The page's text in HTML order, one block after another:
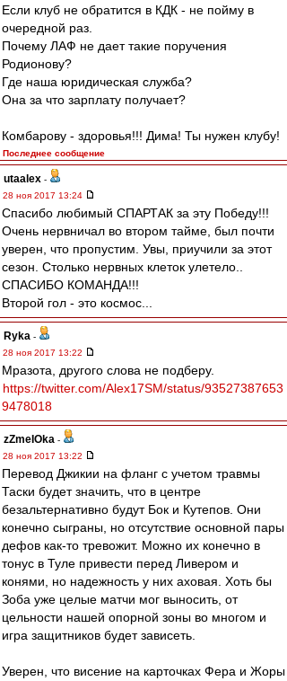
Если клуб не обратится в КДК - не пойму в
очередной раз.
Почему ЛАФ не дает такие поручения
Родионову?
Где наша юридическая служба?
Она за что зарплату получает?
Комбарову - здоровья!!! Дима! Ты нужен клубу!
Последнее сообщение
utaalex -
28 ноя 2017 13:24
Спасибо любимый СПАРТАК за эту Победу!!!
Очень нервничал во втором тайме, был почти
уверен, что пропустим. Увы, приучили за этот
сезон. Столько нервных клеток улетело..
СПАСИБО КОМАНДА!!!
Второй гол - это космос...
Ryka -
28 ноя 2017 13:22
Мразота, другого слова не подберу.
https://twitter.com/Alex17SM/status/93527387653
9478018
zZmeIOka -
28 ноя 2017 13:22
Перевод Джикии на фланг с учетом травмы
Таски будет значить, что в центре
безальтернативно будут Бок и Кутепов. Они
конечно сыграны, но отсутствие основной пары
дефов как-то тревожит. Можно их конечно в
тонус в Туле привести перед Ливером и
конями, но надежность у них аховая. Хоть бы
Зоба уже целые матчи мог выносить, от
цельности нашей опорной зоны во многом и
игра защитников будет зависеть.
Уверен, что висение на карточках Фера и Жоры